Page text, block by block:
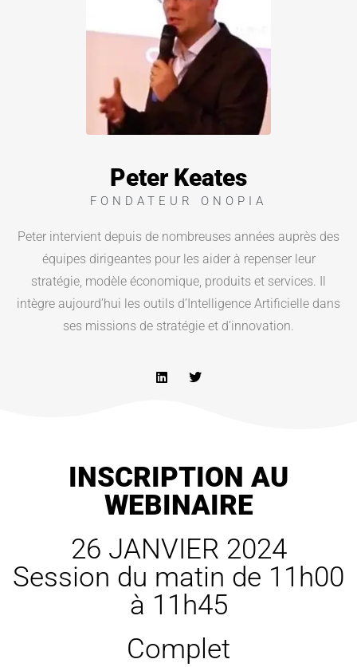
Peter Keates
FONDATEUR ONOPIA
Peter intervient depuis de nombreuses années auprès des
équipes dirigeantes pour les aider à repenser leur
stratégie, modèle économique, produits et services. Il
intègre aujourd’hui les outils d’Intelligence Artificielle dans
ses missions de stratégie et d’innovation.
INSCRIPTION AU
WEBINAIRE
26 JANVIER 2024
Session du matin de 11h00
à 11h45
Complet